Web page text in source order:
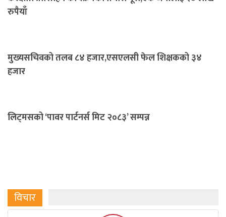
रुपैयाँ
मुख्यसचिवको तलब ८४ हजार,एसएलसी फेल शिक्षकको ३४
हजार
लिट्मसको ‘पावर पार्टनर्स मिट २०८३’ सम्पन्न
विचार